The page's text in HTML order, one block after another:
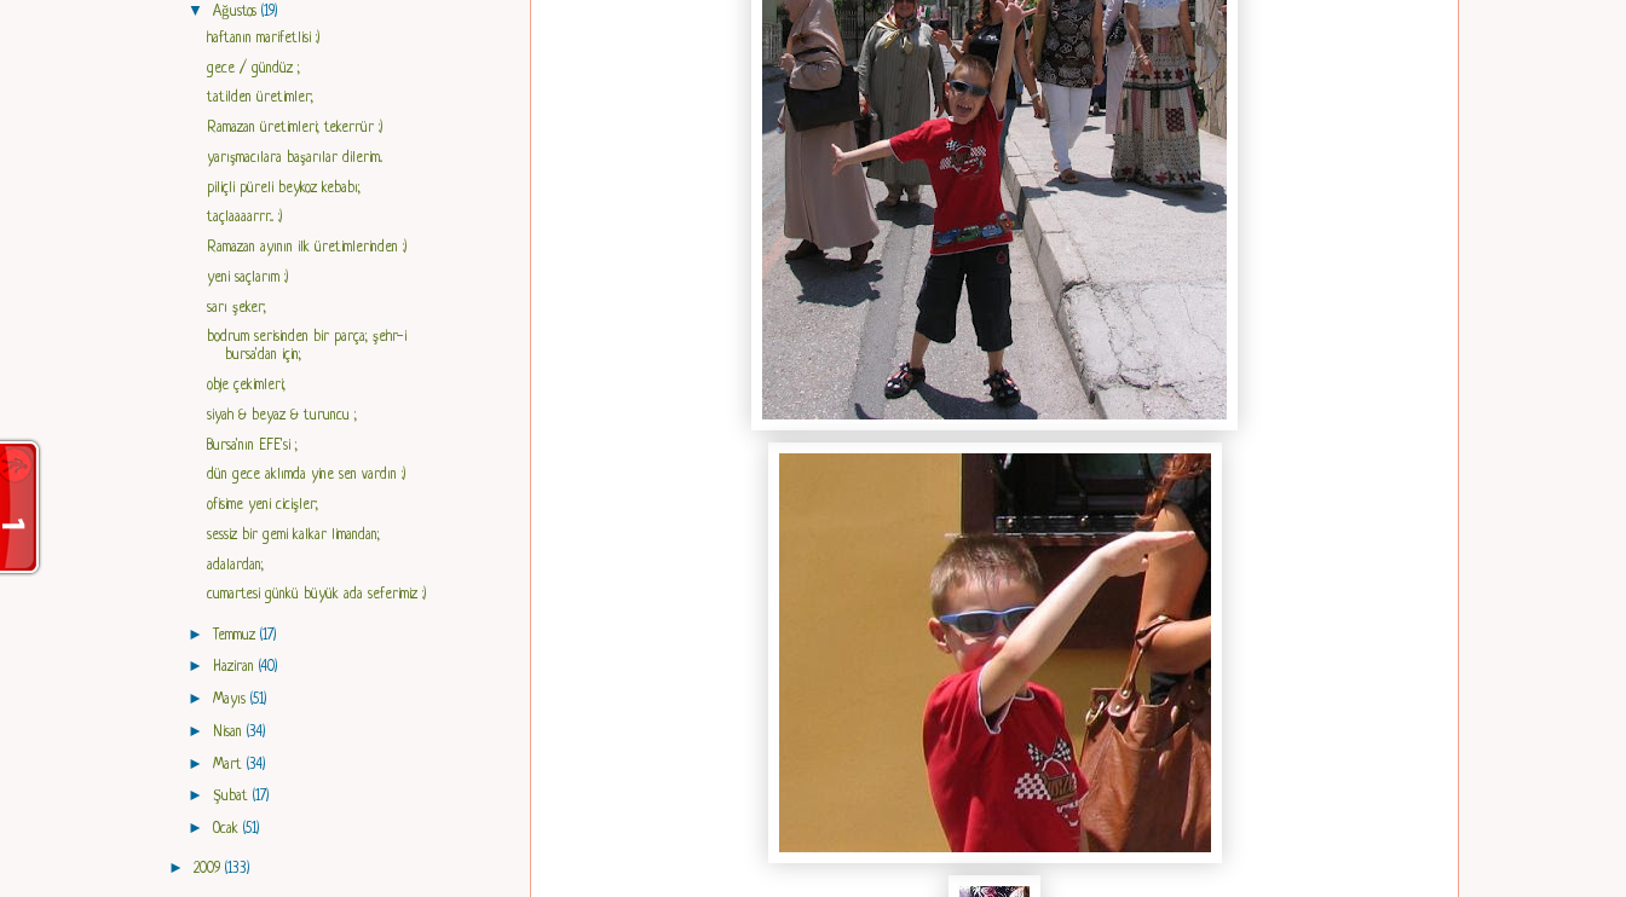
▼ Ağustos (19)
haftanın marifetlisi :)
gece / gündüz ;
tatilden üretimler;
Ramazan üretimleri; tekerrür :)
yarışmacılara başarılar dilerim..
piliçli püreli beykoz kebabı;
taçlaaaarrr... :)
Ramazan ayının ilk üretimlerinden :)
yeni saçlarım :)
sarı şeker;
bodrum serisinden bir parça; şehr-i
bursa'dan için;
obje çekimleri;
siyah & beyaz & turuncu ;
Bursa'nın EFE'si ;
dün gece aklımda yine sen vardın :)
ofisime yeni cicişler;
sessiz bir gemi kalkar limandan;
adalardan;
cumartesi günkü büyük ada seferimiz :)
►Temmuz (17)
► Haziran (40)
► Mayıs (51)
► Nisan (34)
► Mart (34)
► Şubat (17)
► Ocak (51)
► 2009 (133)